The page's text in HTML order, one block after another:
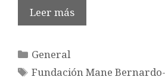
Leer más
Categorías
General
Etiquetas
Fundación Mane